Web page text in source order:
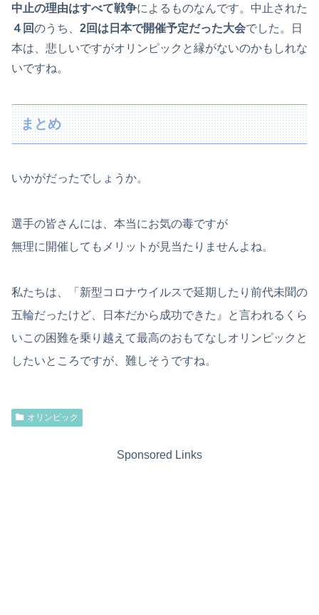
中止の理由はすべて戦争によるものなんです。中止された
４回のうち、 2回は日本で開催予定だった大会でした。日
本は、悲しいですがオリンピックと縁がないのかもしれな
いですね。
まとめ
いかがだったでしょうか。
選手の皆さんには、本当にお気の毒ですが
無理に開催してもメリットが見当たりませんよね。
私たちは、「新型コロナウイルスで延期したり前代未聞の
五輪だったけど、日本だから成功できた』と言われるくら
いこの困難を乗り越えて最高のおもてなしオリンピックと
したいところですが、難しそうですね。
オリンピック
Sponsored Links